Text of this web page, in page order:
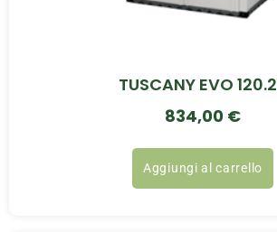
TUSCANY EVO
834,00 €
Aggiungi al carrello